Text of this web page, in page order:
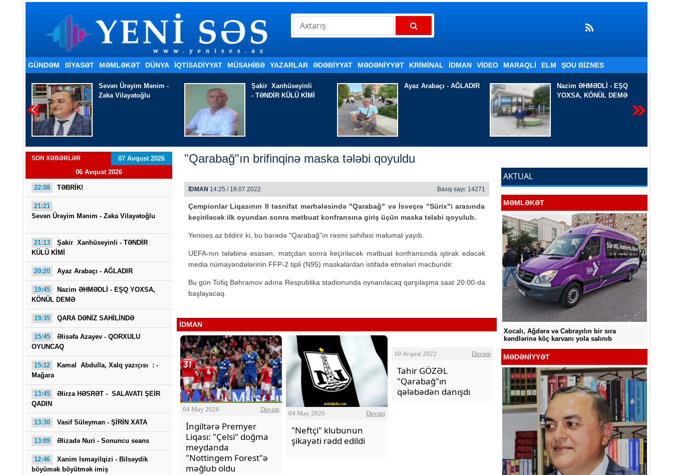
GÜNDƏM SİYASƏT MƏMLƏKƏT DÜNYA İQTISADIYYAT MÜSAHİBƏ YAZARLAR ƏDƏBIYYAT MƏDƏNİYYƏT KRİMİNAL İDMAN VIDEO MARAQLI ELM ŞOU BIZNES
Şakir Xanhüseyinli
- TƏNDİR KÜLÜ KİMİ
Ayaz Arabaçı - AĞLADIR
Nazim ƏHMƏDLİ - EŞQ
QARA DƏNİZ SAHİLİNDƏ
SON XƏBƏRLƏR
07 Avqust 2026
06 Avqust 2026
22:08 TƏBRİK!
21:21
Sevən Ürəyim Mənim - Zəka Vilayətoğlu
21:13
Şakir Xanhüseyinli - TƏNDİR
KÜLÜ KİMİ
20:20 Ayaz Arabaçı - AĞLADIR
19:45
Nazim ƏHMƏDLİ - EŞQ YOXSA,
KÖNÜL DEMƏ
19:35 QARA DƏNİZ SAHİLİNDƏ
15:45 Əlisəfa Azayev - QORXULU
OYUNCAQ
15:12
Kamal Abdulla, Xalq yazıçısı : -
Mağara
13:45
Əlirza HƏSRƏT - SALAVATI ŞEİR
QADIN
13:30 Vasif Süleyman - ŞİRİN XATA
13:09 Əlizadə Nuri - Sonuncu seans
12:46 Xanim Ismayilqizi - Bilsəydik
böyümək böyütmək imiş
"Qarabağ"ın brifinqinə maska tələbi qoyuldu
İDMAN 14:25 / 19.07.2022 Baxış sayı: 14271
Çempionlar Liqasının II təsnifat mərhələsində "Qarabağ" və İsveçrə "Sürix"i arasında
keçiriləcək ilk oyundan sonra mətbuat konfransına giriş üçün maska tələbi qoyulub.
Yenises.az bildirir ki, bu barədə "Qarabağ"ın rəsmi səhifəsi məlumat yayıb.
UEFA-nın tələbinə əsasən, matçdan sonra keçiriləcək mətbuat konfransında iştirak edəcək
media nümayəndələrinin FFP-2 tipli (N95) maskalardan istifadə etmələri məcburidir.
Bu gün Tofiq Bəhramov adına Respublika stadionunda oynanılacaq qarşılaşma saat 20:00-da
başlayacaq.
İDMAN
04 May 2026 Davam
İngiltərə Premyer
Liqası: "Çelsi" doğma
meydanda
"Nottingem Forest"ə
məğlub oldu
04 May 2026 Davam
"Neftçi" klubunun
şikayəti rədd edildi
10 Avqust 2022 Davam
Tahir GÖZƏL
"Qarabağ"ın
qələbədən danışdı
AKTUAL
MƏMLƏKƏT
Xocalı, Ağdərə və Cəbrayılın bir sıra
kəndlərinə köç karvanı yola salınıb
Sabah 33° isti olacaq
MƏDƏNİYYƏT